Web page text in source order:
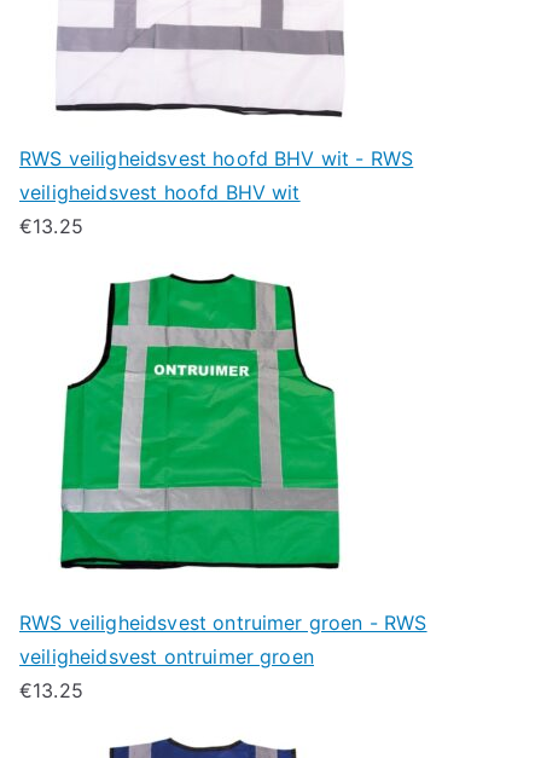
RWS veiligheidsvest hoofd BHV wit - RWS
veiligheidsvest hoofd BHV wit
€13.25
RWS veiligheidsvest ontruimer groen - RWS
veiligheidsvest ontruimer groen
€13.25